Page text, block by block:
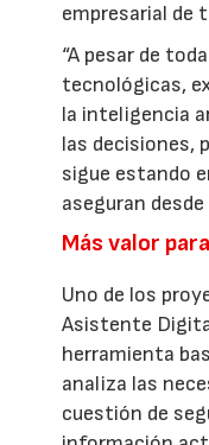
empresarial de
“A pesar de
tecnológicas,
la inteligencia
las decisiones,
sigue estando
aseguran
Más valor
Uno de los
Asistente
herramienta
analiza las
cuestión de